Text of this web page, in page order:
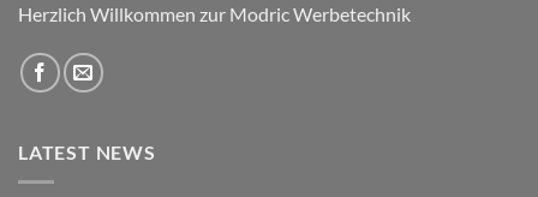
Herzlich Willkommen zur Modric Werbetechnik
LATEST NEWS